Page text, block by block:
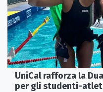
UniCal rafforza la
per gli studenti-